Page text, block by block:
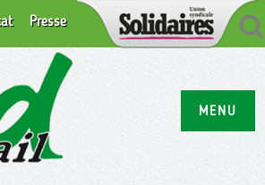
MENU
Presse